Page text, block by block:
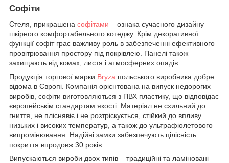
Софіти
Стеля, прикрашена софітами – ознака сучасного дизайну
шкірного комфортабельного котеджу. Крім декоративної
функції софіт грає важливу роль в забезпеченні ефективного
провітрювання простору під покрівлею. Панелі також
захищають від комах, листя і атмосферних опадів.
Продукція торгової марки Bryza польського виробника добре
відома в Європі. Компанія орієнтована на випуск недорогих
виробів, софіти виготовляються з ПВХ пластику, що відповідає
європейськім стандартам якості. Матеріал не схильний до
гниття, не пліснявіє і не розтріскується, стійкий до впливу
низьких і високих температур, а також до ультрафіолетового
випромінювання. Надійні замки забезпечують цілісність
покриття впродовж 30 років.
Випускаються вироби двох типів – традиційні та ламіновані